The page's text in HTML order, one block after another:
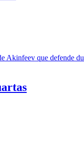
Akinfeev que defende